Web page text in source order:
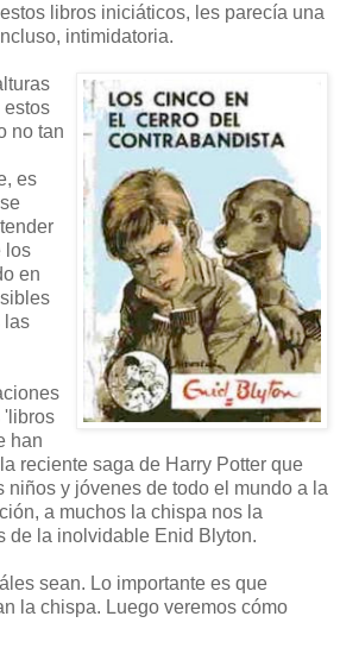
libros iniciáticos, les parecía una
intimidatoria.
estos
no tan
es
los
en
las
'libros
han
reciente saga de Harry Potter que
niños y jóvenes de todo el mundo a la
a muchos la chispa nos la
de la inolvidable Enid Blyton.
sean. Lo importante es que
la chispa. Luego veremos cómo